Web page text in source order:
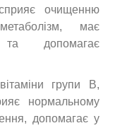
очищенню
має
та допомагає
групи B,
нормальному
допомагає у